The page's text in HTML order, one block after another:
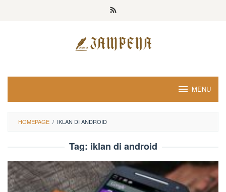
MENU
HOMEPAGE / IKLAN DI ANDROID
Tag: iklan di android